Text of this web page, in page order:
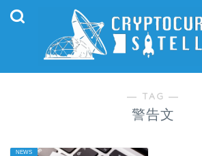
― TAG ―
警告文
NEWS